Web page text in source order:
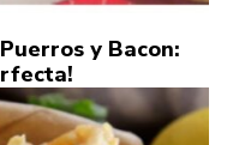
y Bacon: